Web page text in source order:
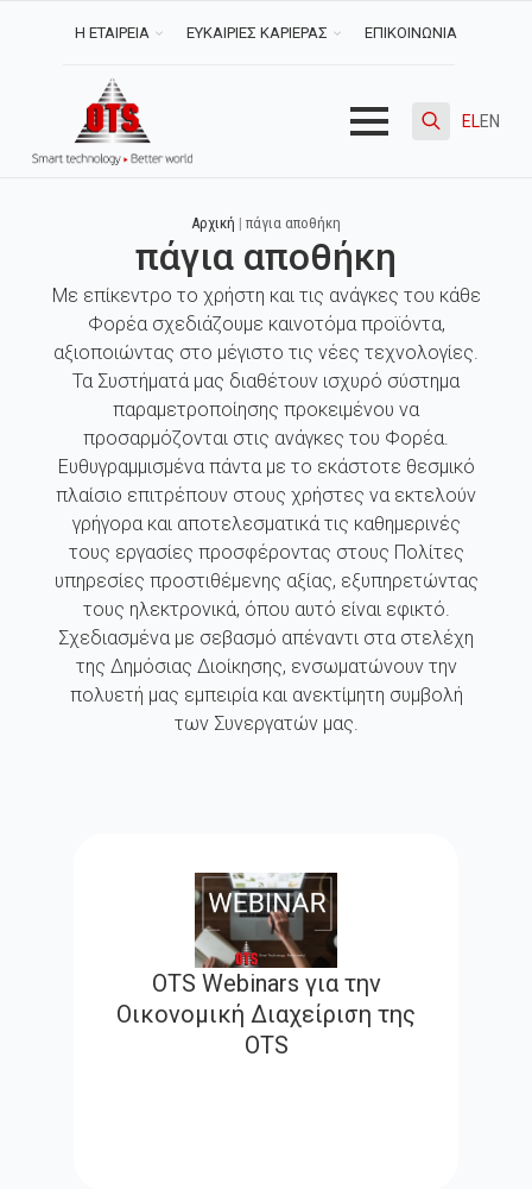
Η ΕΤΑΙΡΕΙΑ ΕΥΚΑΙΡΙΕΣ ΚΑΡΙΕΡΑΣ ΕΠΙΚΟΙΝΩΝΙΑ
ELEN
Αρχική | πάγια αποθήκη
πάγια αποθήκη
Με επίκεντρο το χρήστη και τις ανάγκες του κάθε
Φορέα σχεδιάζουμε καινοτόμα προϊόντα,
αξιοποιώντας στο μέγιστο τις νέες τεχνολογίες.
Τα Συστήματά μας διαθέτουν ισχυρό σύστημα
παραμετροποίησης προκειμένου να
προσαρμόζονται στις ανάγκες του Φορέα.
Ευθυγραμμισμένα πάντα με το εκάστοτε θεσμικό
πλαίσιο επιτρέπουν στους χρήστες να εκτελούν
γρήγορα και αποτελεσματικά τις καθημερινές
τους εργασίες προσφέροντας στους Πολίτες
υπηρεσίες προστιθέμενης αξίας, εξυπηρετώντας
τους ηλεκτρονικά, όπου αυτό είναι εφικτό.
Σχεδιασμένα με σεβασμό απέναντι στα στελέχη
της Δημόσιας Διοίκησης, ενσωματώνουν την
πολυετή μας εμπειρία και ανεκτίμητη συμβολή
των Συνεργατών μας.
OTS Webinars για την
Οικονομική Διαχείριση της
OTS